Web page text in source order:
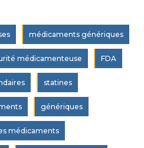
médicaments génériques
médicamenteuse FDA
statines
génériques
médicaments